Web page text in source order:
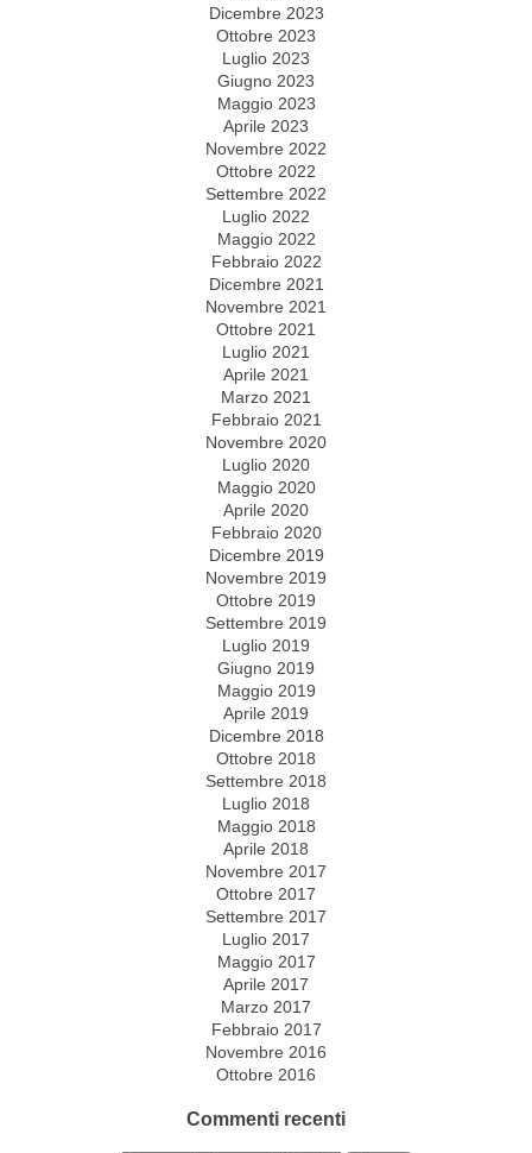
Dicembre 2023
Ottobre 2023
Luglio 2023
Giugno 2023
Maggio 2023
Aprile 2023
Novembre 2022
Ottobre 2022
Settembre 2022
Luglio 2022
Maggio 2022
Febbraio 2022
Dicembre 2021
Novembre 2021
Ottobre 2021
Luglio 2021
Aprile 2021
Marzo 2021
Febbraio 2021
Novembre 2020
Luglio 2020
Maggio 2020
Aprile 2020
Febbraio 2020
Dicembre 2019
Novembre 2019
Ottobre 2019
Settembre 2019
Luglio 2019
Giugno 2019
Maggio 2019
Aprile 2019
Dicembre 2018
Ottobre 2018
Settembre 2018
Luglio 2018
Maggio 2018
Aprile 2018
Novembre 2017
Ottobre 2017
Settembre 2017
Luglio 2017
Maggio 2017
Aprile 2017
Marzo 2017
Febbraio 2017
Novembre 2016
Ottobre 2016
Commenti recenti